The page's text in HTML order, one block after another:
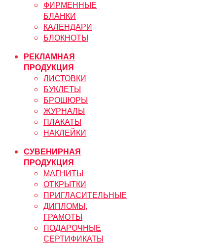
ФИРМЕННЫЕ
БЛАНКИ
КАЛЕНДАРИ
БЛОКНОТЫ
РЕКЛАМНАЯ
ПРОДУКЦИЯ
ЛИСТОВКИ
БУКЛЕТЫ
БРОШЮРЫ
ЖУРНАЛЫ
ПЛАКАТЫ
НАКЛЕЙКИ
СУВЕНИРНАЯ
ПРОДУКЦИЯ
МАГНИТЫ
ОТКРЫТКИ
ПРИГЛАСИТЕЛЬНЫЕ
ДИПЛОМЫ,
ГРАМОТЫ
ПОДАРОЧНЫЕ
СЕРТИФИКАТЫ